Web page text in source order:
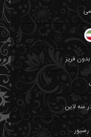
فریز